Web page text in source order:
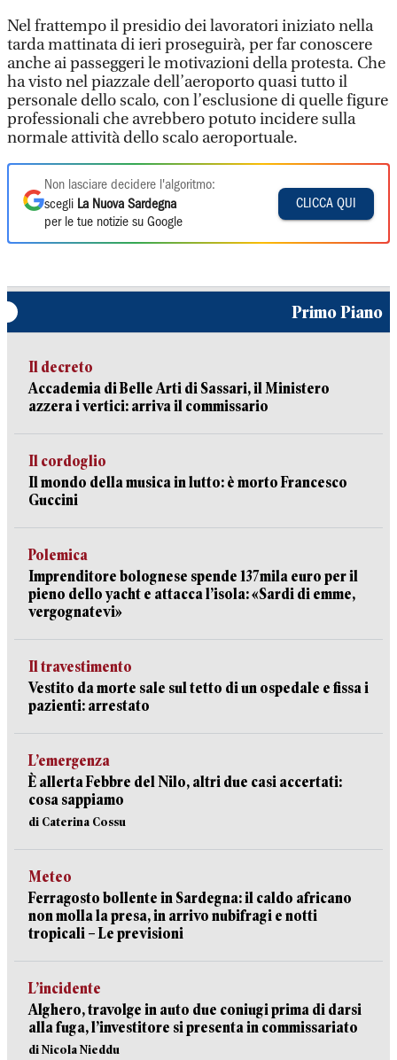
Nel frattempo il presidio dei lavoratori iniziato nella
tarda mattinata di ieri proseguirà, per far conoscere
anche ai passeggeri le motivazioni della protesta. Che
ha visto nel piazzale dell’aeroporto quasi tutto il
personale dello scalo, con l’esclusione di quelle figure
professionali che avrebbero potuto incidere sulla
normale attività dello scalo aeroportuale.
Non lasciare decidere l'algoritmo:
scegli La Nuova Sardegna
per le tue notizie su Google
CLICCA QUI
Primo Piano
Il decreto
Accademia di Belle Arti di Sassari, il Ministero
azzera i vertici: arriva il commissario
Il cordoglio
Il mondo della musica in lutto: è morto Francesco
Guccini
Polemica
Imprenditore bolognese spende 137mila euro per il
pieno dello yacht e attacca l’isola: «Sardi di emme,
vergognatevi»
Il travestimento
Vestito da morte sale sul tetto di un ospedale e fissa i
pazienti: arrestato
L’emergenza
È allerta Febbre del Nilo, altri due casi accertati:
cosa sappiamo
di Caterina Cossu
Meteo
Ferragosto bollente in Sardegna: il caldo africano
non molla la presa, in arrivo nubifragi e notti
tropicali – Le previsioni
L’incidente
Alghero, travolge in auto due coniugi prima di darsi
alla fuga, l’investitore si presenta in commissariato
di Nicola Nieddu